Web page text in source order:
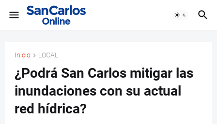
Inicio LOCAL
¿Podrá San Carlos mitigar las
inundaciones con su actual
red hídrica?